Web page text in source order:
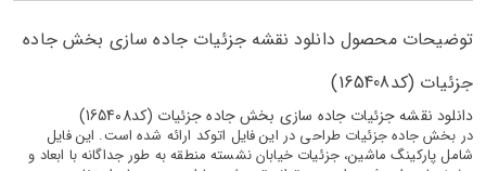
توضیحات محصول دانلود نقشه جزئیات جاده سازی بخش جاده
جزئیات (کد165408)
دانلود نقشه جزئیات جاده سازی بخش جاده جزئیات (کد165408)
در بخش جاده جزئیات طراحی در این فایل اتوکد ارائه شده است. این فایل
شامل پارکینگ ماشین، جزئیات خیابان نشسته منطقه به طور جداگانه با ابعاد و